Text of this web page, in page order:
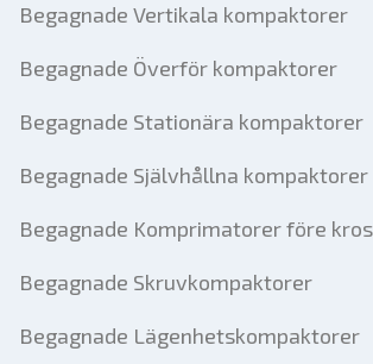
Begagnade Vertikala kompaktorer
Begagnade Överför kompaktorer
Begagnade Stationära kompaktorer
Begagnade Självhållna kompaktorer
Begagnade Komprimatorer före
Begagnade Skruvkompaktorer
Begagnade Lägenhetskompaktorer